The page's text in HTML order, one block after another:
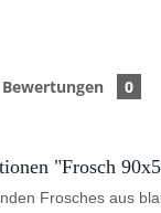
Bewertungen 0
"Frosch
Frosches aus